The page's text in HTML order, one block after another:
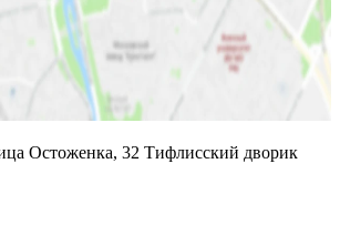
Остоженка, 32 Тифлисский дворик